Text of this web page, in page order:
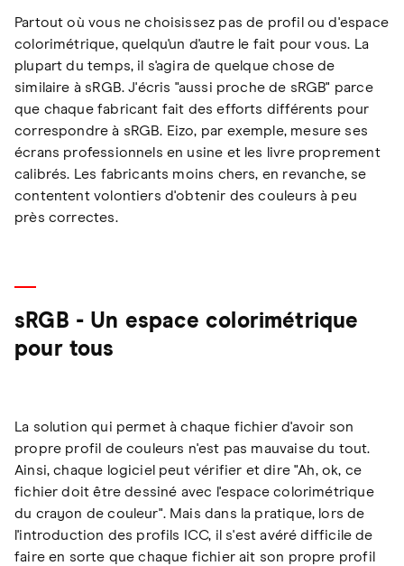
Partout où vous ne choisissez pas de profil ou d'espace
colorimétrique, quelqu'un d'autre le fait pour vous. La
plupart du temps, il s'agira de quelque chose de
similaire à sRGB. J'écris "aussi proche de sRGB" parce
que chaque fabricant fait des efforts différents pour
correspondre à sRGB. Eizo, par exemple, mesure ses
écrans professionnels en usine et les livre proprement
calibrés. Les fabricants moins chers, en revanche, se
contentent volontiers d'obtenir des couleurs à peu
près correctes.
sRGB - Un espace colorimétrique
pour tous
La solution qui permet à chaque fichier d'avoir son
propre profil de couleurs n'est pas mauvaise du tout.
Ainsi, chaque logiciel peut vérifier et dire "Ah, ok, ce
fichier doit être dessiné avec l'espace colorimétrique
du crayon de couleur". Mais dans la pratique, lors de
l'introduction des profils ICC, il s'est avéré difficile de
faire en sorte que chaque fichier ait son propre profil